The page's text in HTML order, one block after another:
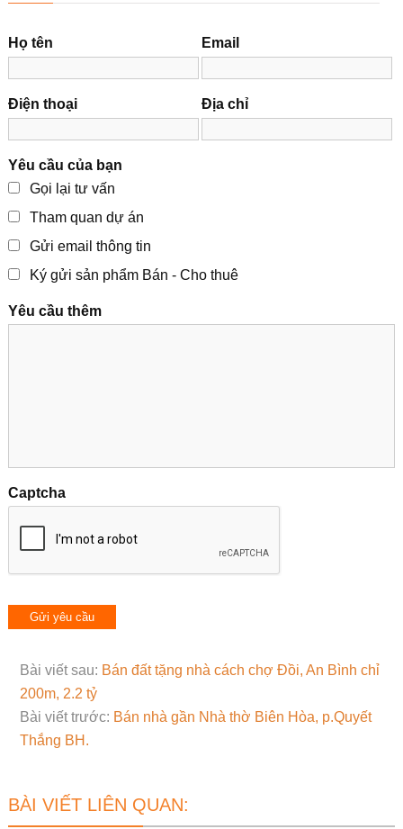
Họ tên Email
Điện thoại Địa chỉ
Yêu cầu của bạn
Gọi lại tư vấn
Tham quan dự án
Gửi email thông tin
Ký gửi sản phẩm Bán - Cho thuê
Yêu cầu thêm
Captcha
Bài viết sau: Bán đất tặng nhà cách chợ Đồi, An Bình chỉ
200m, 2.2 tỷ
Bài viết trước: Bán nhà gần Nhà thờ Biên Hòa, p.Quyết
Thắng BH.
BÀI VIẾT LIÊN QUAN: